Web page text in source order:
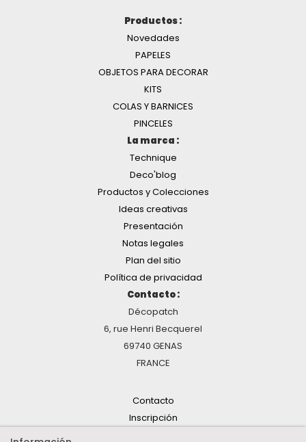
Productos :
Novedades
PAPELES
OBJETOS PARA DECORAR
KITS
COLAS Y BARNICES
PINCELES
La marca :
Technique
Deco'blog
Productos y Colecciones
Ideas creativas
Presentación
Notas legales
Plan del sitio
Política de privacidad
Contacto :
Décopatch
6, rue Henri Becquerel
69740 GENAS
FRANCE
Contacto
Inscripción